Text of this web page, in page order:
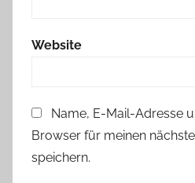
Website
Name, E-Mail-Adresse
Browser für meinen
speichern.